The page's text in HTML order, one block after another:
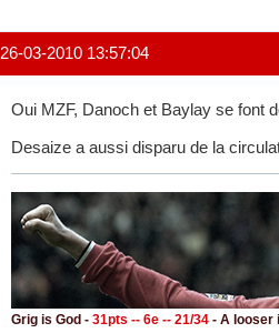
26-03-2010 13:57:04
Oui MZF, Danoch et Baylay se font
Desaize a aussi disparu de la
Grig is God - 31pts -- 6e -- 21/34 - A looser